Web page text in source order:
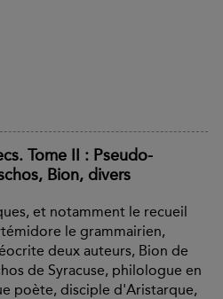
Tome II : Pseudo-
Bion, divers
et notamment le recueil
le grammairien,
deux auteurs, Bion de
de Syracuse, philologue en
poète, disciple d'Aristarque,